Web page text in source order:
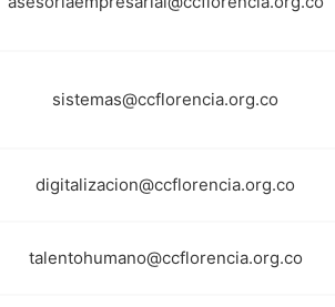
sistemas@ccflorencia.org.co
digitalizacion@ccflorencia.org.co
talentohumano@ccflorencia.org.co